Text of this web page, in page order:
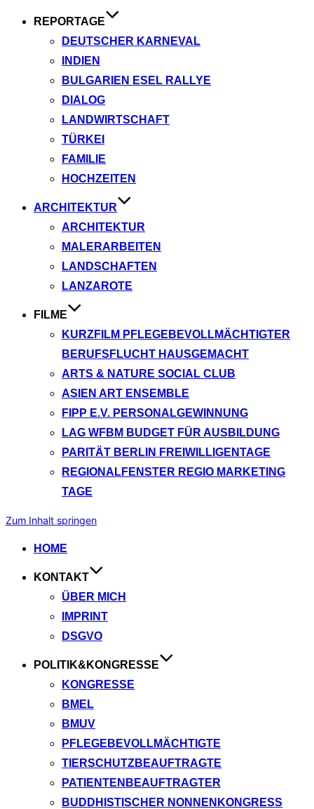
REPORTAGE
DEUTSCHER KARNEVAL
INDIEN
BULGARIEN ESEL RALLYE
DIALOG
LANDWIRTSCHAFT
TÜRKEI
FAMILIE
HOCHZEITEN
ARCHITEKTUR
ARCHITEKTUR
MALERARBEITEN
LANDSCHAFTEN
LANZAROTE
FILME
KURZFILM PFLEGEBEVOLLMÄCHTIGTER
BERUFSFLUCHT HAUSGEMACHT
ARTS & NATURE SOCIAL CLUB
ASIEN ART ENSEMBLE
FIPP E.V. PERSONALGEWINNUNG
LAG WFBM BUDGET FÜR AUSBILDUNG
PARITÄT BERLIN FREIWILLIGENTAGE
REGIONALFENSTER REGIO MARKETING
TAGE
Zum Inhalt springen
HOME
KONTAKT
ÜBER MICH
IMPRINT
DSGVO
POLITIK&KONGRESSE
KONGRESSE
BMEL
BMUV
PFLEGEBEVOLLMÄCHTIGTE
TIERSCHUTZBEAUFTRAGTE
PATIENTENBEAUFTRAGTER
BUDDHISTISCHER NONNENKONGRESS